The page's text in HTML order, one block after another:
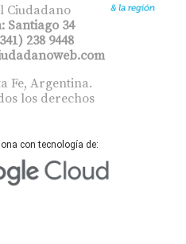
Ciudadano
Santiago 34
238 9448
Fe, Argentina.
los derechos
con tecnología de: